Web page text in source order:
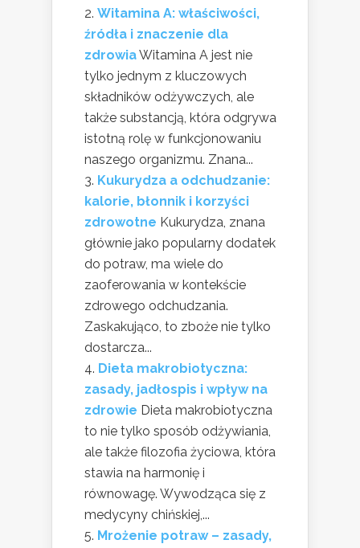
Witamina A: właściwości,
źródła i znaczenie dla
zdrowiaWitamina A jest nie
tylko jednym z kluczowych
składników odżywczych, ale
także substancją, która odgrywa
istotną rolę w funkcjonowaniu
naszego organizmu. Znana...
Kukurydza a odchudzanie:
kalorie, błonnik i korzyści
zdrowotne Kukurydza, znana
głównie jako popularny dodatek
do potraw, ma wiele do
zaoferowania w kontekście
zdrowego odchudzania.
Zaskakująco, to zboże nie tylko
dostarcza...
Dieta makrobiotyczna:
zasady, jadłospis i wpływ na
zdrowie Dieta makrobiotyczna
to nie tylko sposób odżywiania,
ale także filozofia życiowa, która
stawia na harmonię i
równowagę. Wywodząca się z
medycyny chińskiej,...
Mrożenie potraw – zasady,